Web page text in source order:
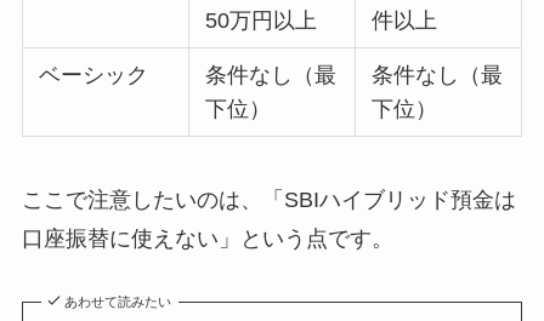
50万円以上
件以上
ベーシック
条件なし（最
下位）
条件なし（最
下位）
ここで注意したいのは、「SBIハイブリッド預金は
口座振替に使えない」という点です。
あわせて読みたい